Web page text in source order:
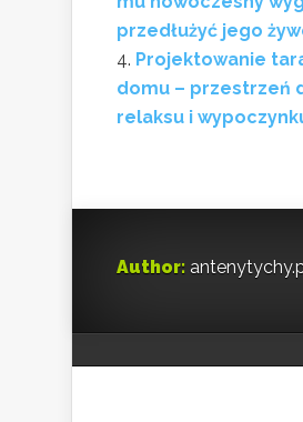
przedłużyć jego
Projektowanie
domu – przestrzeń
relaksu i
Author: